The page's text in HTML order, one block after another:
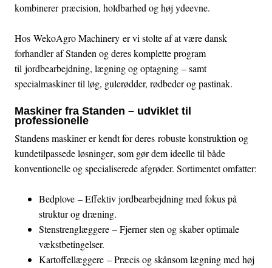
kombinererpræcision, holdbarhed og høj ydeevne.
Hos WekoAgro Machinery er vi stolte af at være dansk
forhandler af Standen og deres komplette program
til jordbearbejdning, lægning og optagning – samt
specialmaskiner til løg, gulerødder, rødbeder og pastinak.
Maskiner fra Standen – udviklet til
professionelle
Standens maskiner er kendt for deres robuste konstruktion og
kundetilpassede løsninger, som gør dem ideelle til både
konventionelle og specialiserede afgrøder. Sortimentet omfatter:
Bedplove – Effektiv jordbearbejdning med fokus på
struktur og dræning.
Stenstrenglæggere – Fjerner sten og skaber optimale
vækstbetingelser.
Kartoffellæggere – Præcis og skånsom lægning med høj